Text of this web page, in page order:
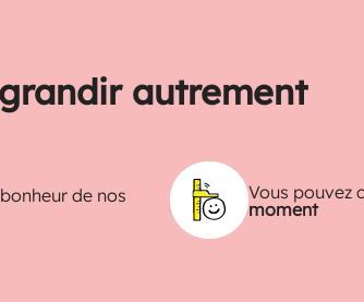
autrement
de nos
Vous pouvez
moment